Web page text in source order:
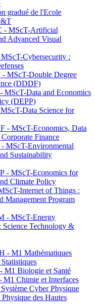
gradué de l'Ecole
- MScT-Artificial
Advanced Visual
Cybersecurity :
MScT-Double Degree
(DDDF)
MScT-Data and Economics
(DEPP)
Data Science for
- MScT-Economics, Data
Finance
MScT-Environmental
Sustainability
- MScT-Economics for
Climate Policy
Internet of Things :
Management Program
- MScT-Energy
Science Technology &
- M1 Mathématiques
Biologie et Santé
Chimie et Interfaces
Cyber Physique
des Hautes